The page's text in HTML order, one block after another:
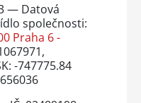
— Datová
společnosti:
Praha 6 -
-747775.84